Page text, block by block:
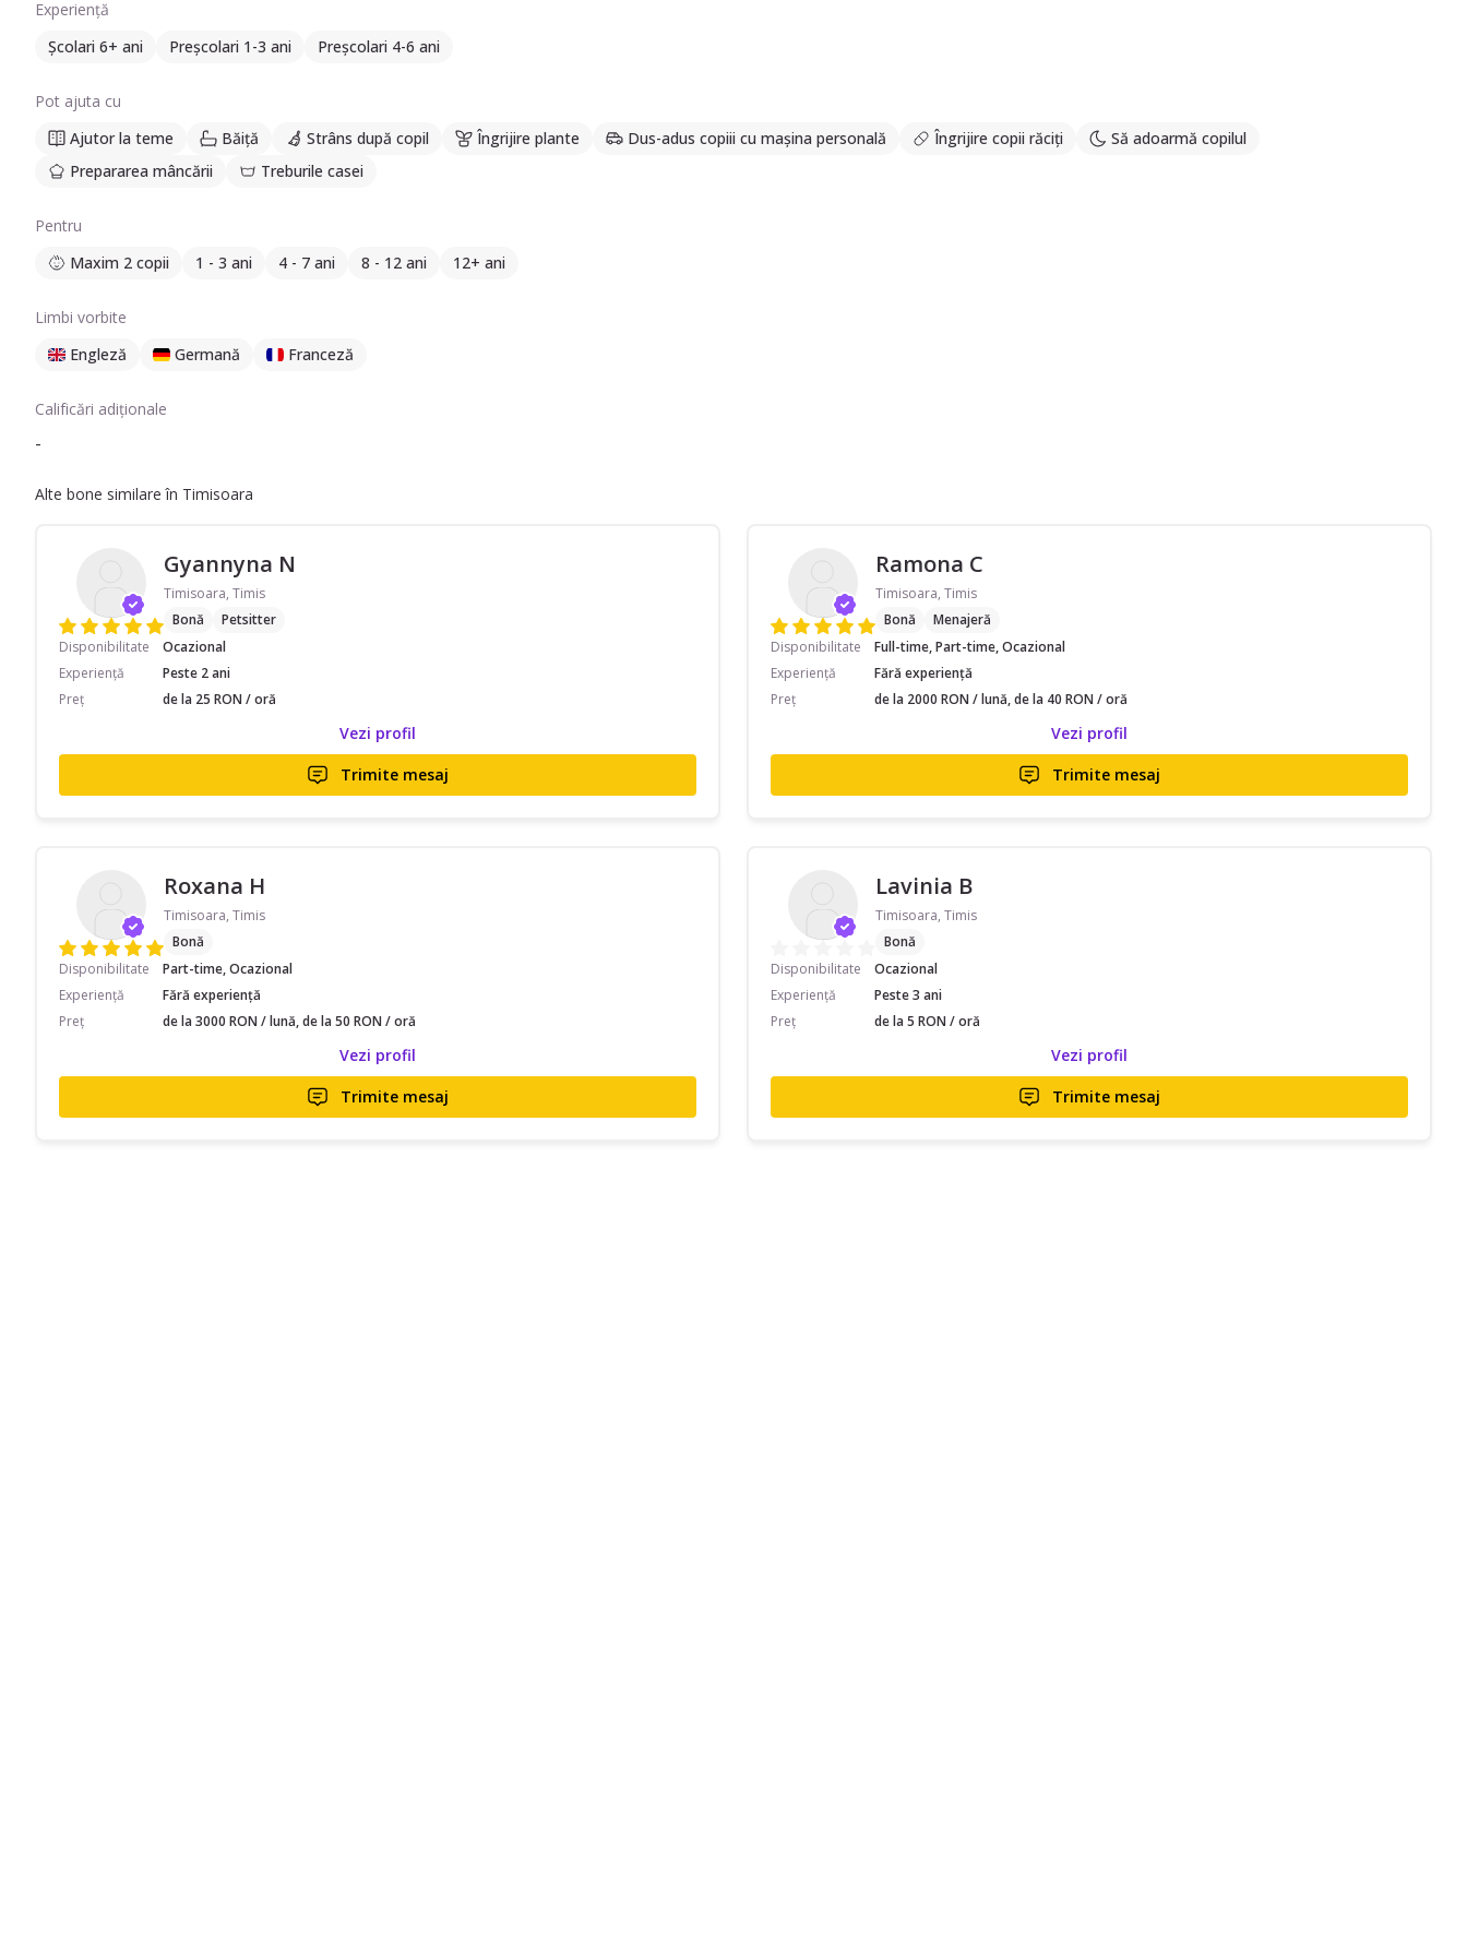
Experiență
Școlari 6+ ani
Preșcolari 1-3 ani Preșcolari 4-6 ani
Pot ajuta cu
Ajutor la teme
Băiță Strâns după copil Îngrijire plante Dus-adus copiii cu mașina personală Îngrijire copii răciți
Să adoarmă copilul
Prepararea mâncării
Treburile casei
Pentru
Maxim 2 copii
1 - 3 ani 4 - 7 ani 8 - 12 ani 12+ ani
Limbi vorbite
Engleză
Germană Franceză
Calificări adiționale
-
Alte bone similare în Timisoara
Gyannyna N
Timisoara, Timis
Bonă
Petsitter
Disponibilitate
Ocazional
Experiență
Peste 2 ani
Preț
de la 25 RON / oră
Vezi profil
Trimite mesaj
Ramona C
Timisoara, Timis
Bonă
Menajeră
Disponibilitate
Full-time, Part-time, Ocazional
Experiență
Fără experiență
Preț
de la 2000 RON / lună, de la 40 RON / oră
Vezi profil
Trimite mesaj
Roxana H
Timisoara, Timis
Bonă
Disponibilitate
Part-time, Ocazional
Experiență
Fără experiență
Preț
de la 3000 RON / lună, de la 50 RON / oră
Vezi profil
Trimite mesaj
Lavinia B
Timisoara, Timis
Bonă
Disponibilitate
Ocazional
Experiență
Peste 3 ani
Preț
de la 5 RON / oră
Vezi profil
Trimite mesaj